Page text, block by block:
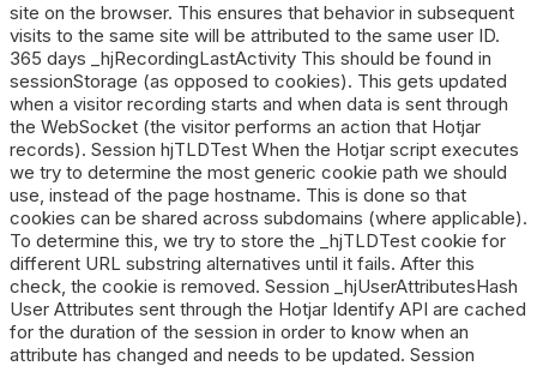
site on the browser. This ensures that behavior in subsequent
visits to the same site will be attributed to the same user ID.
365 days _hjRecordingLastActivity This should be found in
sessionStorage (as opposed to cookies). This gets updated
when a visitor recording starts and when data is sent through
the WebSocket (the visitor performs an action that Hotjar
records). Session hjTLDTest When the Hotjar script executes
we try to determine the most generic cookie path we should
use, instead of the page hostname. This is done so that
cookies can be shared across subdomains (where applicable).
To determine this, we try to store the _hjTLDTest cookie for
different URL substring alternatives until it fails. After this
check, the cookie is removed. Session _hjUserAttributesHash
User Attributes sent through the Hotjar Identify API are cached
for the duration of the session in order to know when an
attribute has changed and needs to be updated. Session